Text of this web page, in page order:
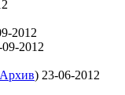
2012
2012
Архив) 23-06-2012